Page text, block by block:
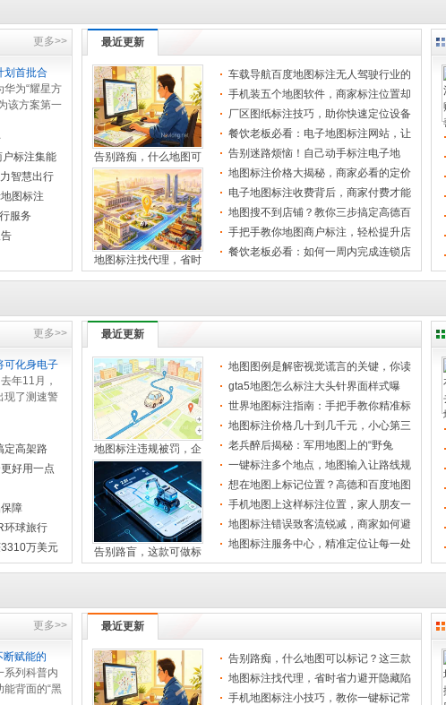
更多>>
划首批合
为“耀星方
该方案第一
标注集能
智慧出行
图标注
服务
最近更新
告别路痴，什么地图可
地图标注找代理，省时
手机地图标注小技巧，
手把手教你在地图上标
精准地图标注技巧，教
车载导航百度地图标注无人驾驶行业的
下一个
手机装五个地图软件，商家标注位置却
被算法
厂区图纸标注技巧，助你快速定位设备
与管线
餐饮老板必看：电子地图标注网站，让
店铺流
告别迷路烦恼！自己动手标注电子地
图，比等
地图标注价格大揭秘，商家必看的定价
指南
电子地图标注收费背后，商家付费才能
被搜到
地图搜不到店铺？教你三步搞定高德百
度标注
手把手教你地图商户标注，轻松提升店
铺曝光
餐饮老板必看：如何一周内完成连锁店
地图批
更多>>
可化身电子
年11月，
现了测速警
定高架路
好用一点
障
环球旅行
万美元
最近更新
地图标注违规被罚，企
告别路盲，这款可做标
地图图例是解密视觉谎言的关键，你读
懂了吗
gta5地图怎么标注大头针界面样式曝
光：易用
世界地图标注指南：手把手教你精准标
记每一
地图标注价格几十到几千元，小心第三
方收费
老兵醉后揭秘：军用地图上的“野兔
窝”标注
一键标注多个地点，地图输入让路线规
划更高
想在地图上标记位置？高德和百度地图
标注方
手机地图上这样标注位置，家人朋友一
眼就能
地图标注错误致客流锐减，商家如何避
开导航
地图标注服务中心，精准定位让每一处
都触手
更多>>
断赋能的
系列科普内
背面的“黑
最近更新
告别路痴，什么地图可以标记？这三款
标记神
地图标注找代理，省时省力避开隐藏陷
阱
手机地图标注小技巧，教你一键标记常